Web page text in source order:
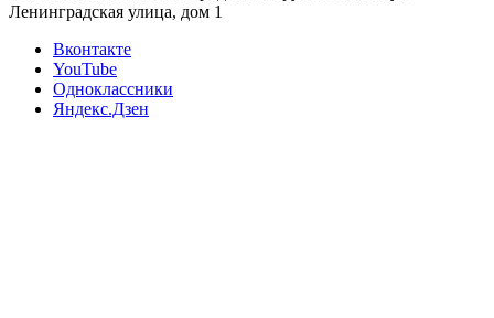
Ленинградская улица, дом 1
Вконтакте
YouTube
Одноклассники
Яндекс.Дзен